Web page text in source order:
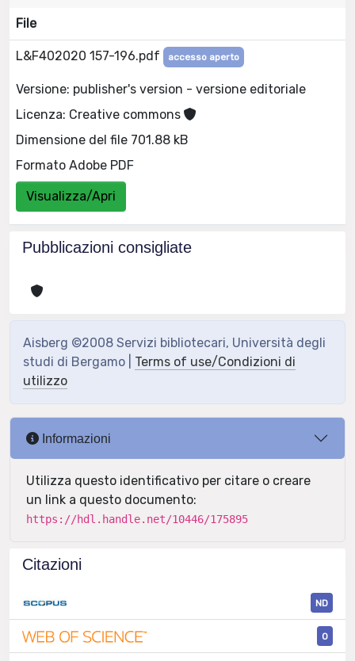
File
L&F402020 157-196.pdf accesso aperto
Versione: publisher's version - versione editoriale
Licenza: Creative commons
Dimensione del file 701.88 kB
Formato Adobe PDF
Visualizza/Apri
Pubblicazioni consigliate
Aisberg ©2008 Servizi bibliotecari, Università degli
studi di Bergamo | Terms of use/Condizioni di
utilizzo
Informazioni
Utilizza questo identificativo per citare o creare
un link a questo documento:
https://hdl.handle.net/10446/175895
Citazioni
ND
0